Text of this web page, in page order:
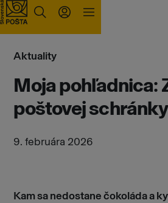
Prejsť na obsah
Aktuality
Moja pohľadnica:
poštovej schránky
9. februára 2026
Kam sa nedostane čokoláda a